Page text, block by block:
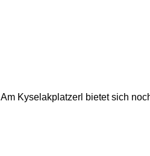
Am Kyselakplatzerl bietet sich